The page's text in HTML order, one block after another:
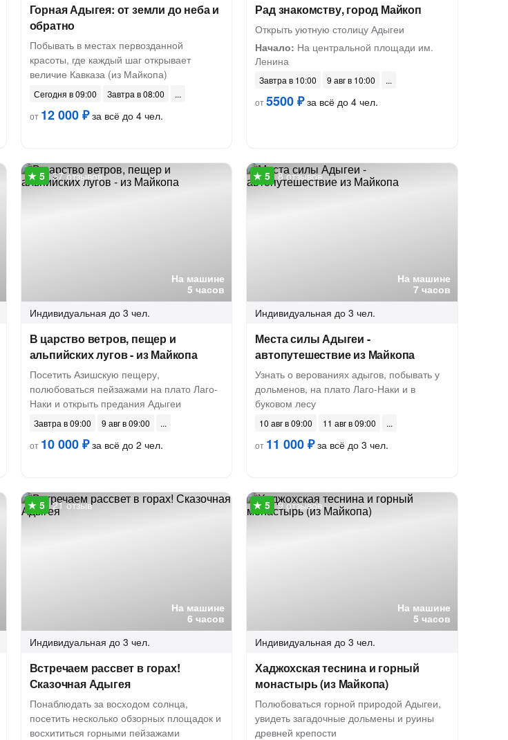
Горная Адыгея: от земли до неба и
обратно
Побывать в местах первозданной
красоты, где каждый шаг открывает
величие Кавказа (из Майкопа)
Сегодня в 09:00
Завтра в 08:00
от 12 000 ₽за всё до 4 чел.
Рад знакомству, город Майкоп
Открыть уютную столицу Адыгеи
Начало: На центральной площади им.
Ленина
Завтра в 10:00
9 авг в 10:00
от5500 ₽за всё до 4 чел.
На машине
5 часов
37 отзывов
Индивидуальная до 3 чел.
В царство ветров, пещер и
альпийских лугов - из Майкопа
Посетить Азишскую пещеру,
полюбоваться пейзажами на плато Лаго-
Наки и открыть предания Адыгеи
Завтра в 09:00
9 авг в 09:00
от 10 000 ₽за всё до 2 чел.
На машине
7 часов
8 отзывов
Индивидуальная до 3 чел.
Места силы Адыгеи -
автопутешествие из Майкопа
Узнать о верованиях адыгов, побывать у
дольменов, на плато Лаго-Наки и в
буковом лесу
10 авг в 09:00
11 авг в 09:00
от 11 000 ₽за всё до 3 чел.
На машине
6 часов
21 отзыв
Индивидуальная до 3 чел.
Встречаем рассвет в горах!
Сказочная Адыгея
Понаблюдать за восходом солнца,
посетить несколько обзорных площадок и
восхититься горными пейзажами
На машине
5 часов
9 отзывов
Индивидуальная до 3 чел.
Хаджохская теснина и горный
монастырь (из Майкопа)
Полюбоваться горной природой Адыгеи,
увидеть загадочные дольмены и руины
древней крепости